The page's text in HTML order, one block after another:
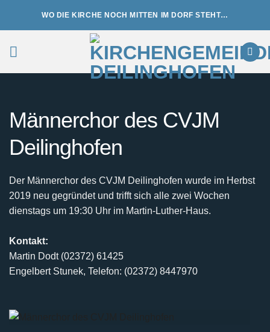
WO DIE KIRCHE NOCH MITTEN IM DORF STEHT…
Männerchor des CVJM
Deilinghofen
Der Männerchor des CVJM Deilinghofen wurde im Herbst
2019 neu gegründet und trifft sich alle zwei Wochen
dienstags um 19:30 Uhr im Martin-Luther-Haus.
Kontakt:
Martin Dodt (02372) 61425
Engelbert Stunek, Telefon: (02372) 8447970